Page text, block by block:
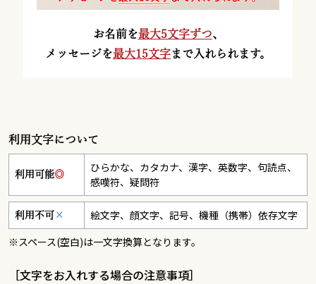
お名前を最大5文字ずつ、
メッセージを最大15文字まで入れられます。
利用文字について
利用可能◎
ひらかな、カタカナ、漢字、英数字、句読点、
感嘆符、疑問符
利用不可 ×
絵文字、顔文字、記号、機種（携帯）依存文字
※スペース(空白)は一文字換算となります。
［文字をお入れする場合の注意事項］